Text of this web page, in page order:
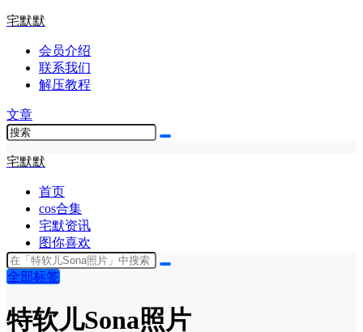
宅默默
会员介绍
联系我们
解压教程
文章
宅默默
首页
cos合集
宅默资讯
图你喜欢
全部标签
特软儿Sona照片